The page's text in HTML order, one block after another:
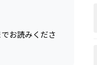
お読みくださ